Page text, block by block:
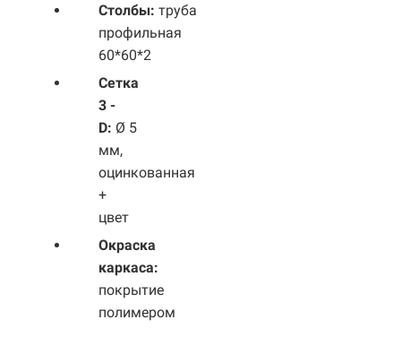
Столбы: труба
профильная
60*60*2
Сетка
3 -
D: Ø 5
мм,
оцинкованная
+
цвет
Окраска
каркаса:
покрытие
полимером